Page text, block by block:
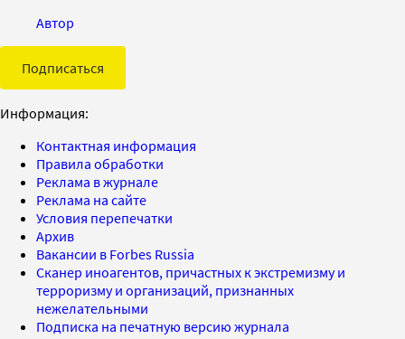
Автор
Подписаться
Информация:
Контактная информация
Правила обработки
Реклама в журнале
Реклама на сайте
Условия перепечатки
Архив
Вакансии в Forbes Russia
Сканер иноагентов, причастных к экстремизму и
терроризму и организаций, признанных
нежелательными
Подписка на печатную версию журнала